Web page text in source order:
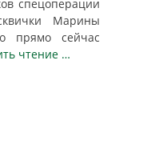
спецоперации
Марины
прямо сейчас
чтение …